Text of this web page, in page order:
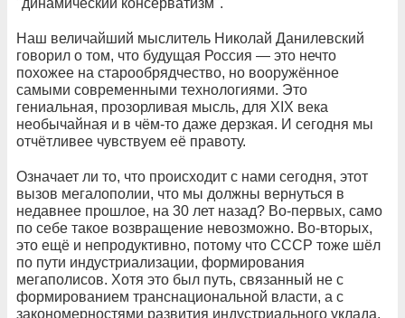
Наш величайший мыслитель Николай Данилевский
говорил о том, что будущая Россия — это нечто
похожее на старообрядчество, но вооружённое
самыми современными технологиями. Это
гениальная, прозорливая мысль, для XIX века
необычайная и в чём-то даже дерзкая. И сегодня мы
отчётливее чувствуем её правоту.
Означает ли то, что происходит с нами сегодня, этот
вызов мегалополии, что мы должны вернуться в
недавнее прошлое, на 30 лет назад? Во-первых, само
по себе такое возвращение невозможно. Во-вторых,
это ещё и непродуктивно, потому что СССР тоже шёл
по пути индустриализации, формирования
мегаполисов. Хотя это был путь, связанный не с
формированием транснациональной власти, а с
закономерностями развития индустриального уклада.